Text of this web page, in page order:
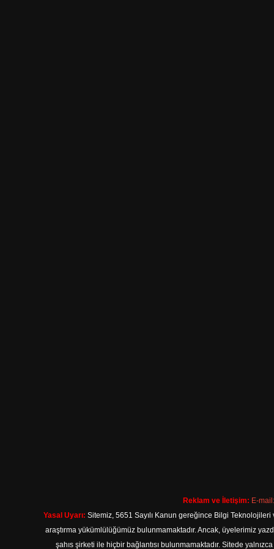
Reklam ve İletişim: E-mail:
Yasal Uyarı: Sitemiz, 5651 Sayılı Kanun gereğince Bilgi
araştırma yükümlülüğümüz bulunmamaktadır. Ancak, üyelerimiz
şahıs şirketi ile hiçbir bağlantısı bulunmamaktadır. Sitede